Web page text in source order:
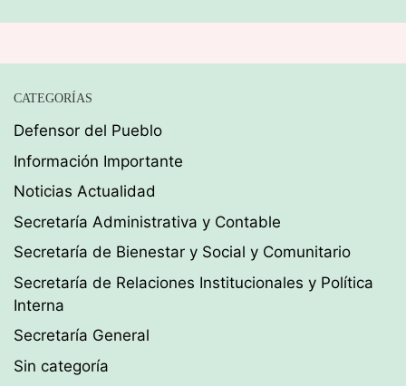
CATEGORÍAS
Defensor del Pueblo
Información Importante
Noticias Actualidad
Secretaría Administrativa y Contable
Secretaría de Bienestar y Social y Comunitario
Secretaría de Relaciones Institucionales y Política
Interna
Secretaría General
Sin categoría